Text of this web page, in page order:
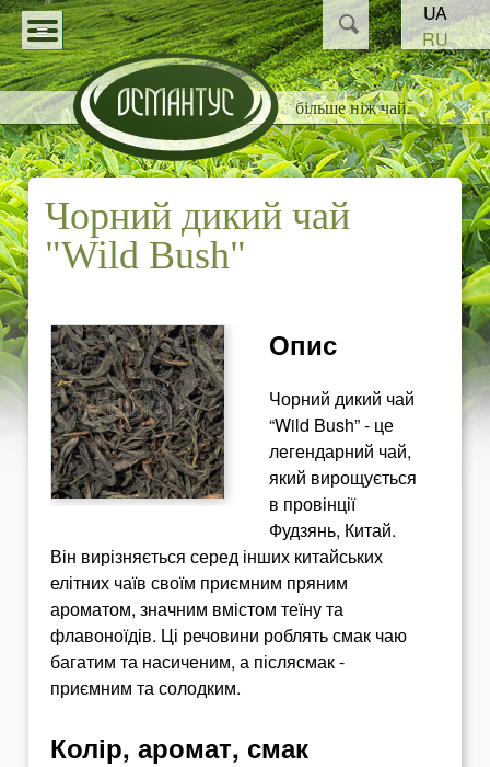
Перейти
до
основного
матеріалу
UA
RU
Пошукова
форма
Пошук
О
С
М
А
Т
У
С
більше ніж чай
КАТАЛОГ
СТАТТІ
НОВИНИ
ПАРТНЕРАМ
Чорний дикий чай
"Wild Bush"
Опис
Чорний дикий чай
“Wild Bush”- це
легендарний чай,
який вирощується
в провінції
Фудзянь, Китай.
Він вирізняється серед інших китайських
елітних чаїв своїм приємним пряним
ароматом, значним вмістом теїну та
флавоноїдів. Ці речовини роблять смак чаю
багатим та насиченим, а післясмак -
приємним та солодким.
Колір, аромат, смак